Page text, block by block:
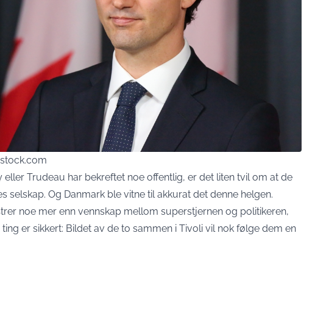
eller Trudeau har bekreftet noe offentlig, er det liten tvil om at de
selskap. Og Danmark ble vitne til akkurat det denne helgen.
noe mer enn vennskap mellom superstjernen og politikeren,
ting er sikkert: Bildet av de to sammen i Tivoli vil nok følge dem en